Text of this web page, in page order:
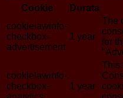
Cookie
Durata
cookielawinfo-
checkbox-
advertisement
1 year
The
for
cookielawinfo-
checkbox-
1 year
This